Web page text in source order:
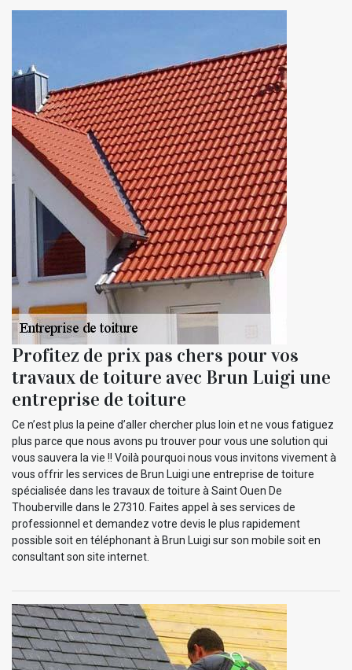
Profitez de prix pas chers pour vos
travaux de toiture avec Brun Luigi une
entreprise de toiture
Ce n’est plus la peine d’aller chercher plus loin et ne vous fatiguez
plus parce que nous avons pu trouver pour vous une solution qui
vous sauvera la vie !! Voilà pourquoi nous vous invitons vivement à
vous offrir les services de Brun Luigi une entreprise de toiture
spécialisée dans les travaux de toiture à Saint Ouen De
Thouberville dans le 27310. Faites appel à ses services de
professionnel et demandez votre devis le plus rapidement
possible soit en téléphonant à Brun Luigi sur son mobile soit en
consultant son site internet.